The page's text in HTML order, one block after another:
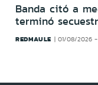
Banda citó a
terminó
REDMAULE 01/08/2026 -